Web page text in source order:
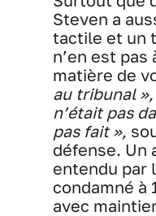
Steven a
tactile et un
n’en est pas
matière de
au tribunal »,
n’était pas
pas fait »,
défense. Un
entendu par
condamné à
avec